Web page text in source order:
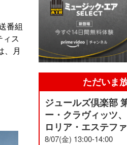
番組
ス
、月
ただいま
ジュールズ倶楽部
ー・クラヴィッツ
ロリア・エステフ
8/07(金) 13:00-14:00